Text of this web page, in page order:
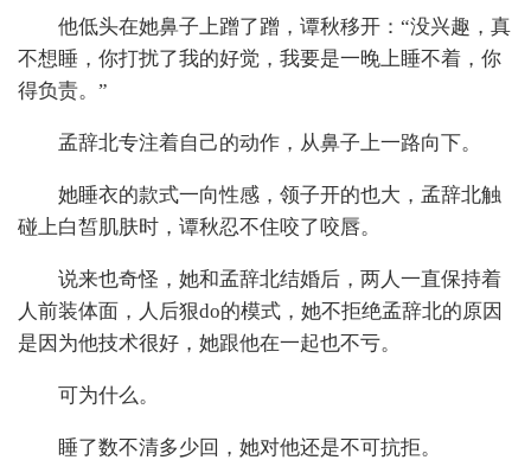
他低头在她鼻子上蹭了蹭，谭秋移开：“没兴趣，真
不想睡，你打扰了我的好觉，我要是一晚上睡不着，你
得负责。”
孟辞北专注着自己的动作，从鼻子上一路向下。
她睡衣的款式一向性感，领子开的也大，孟辞北触
碰上白皙肌肤时，谭秋忍不住咬了咬唇。
说来也奇怪，她和孟辞北结婚后，两人一直保持着
人前装体面，人后狠do的模式，她不拒绝孟辞北的原因
是因为他技术很好，她跟他在一起也不亏。
可为什么。
睡了数不清多少回，她对他还是不可抗拒。